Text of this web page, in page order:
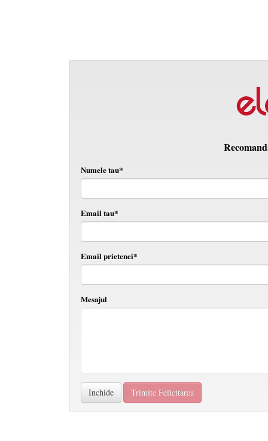
Numele tau*
Email tau*
Email prietenei*
Mesajul